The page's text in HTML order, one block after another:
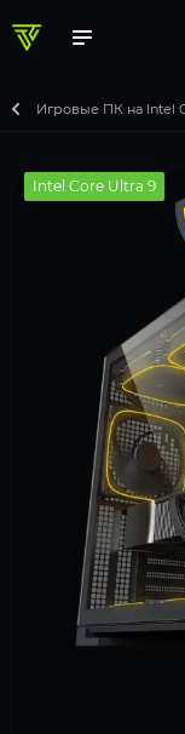
Игровые ПК на Intel
Intel Core Ultra 9